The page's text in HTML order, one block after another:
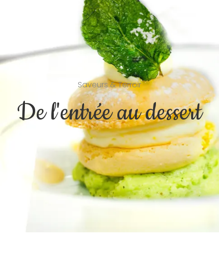
Saveurs & Terroir
De l'entrée au dessert